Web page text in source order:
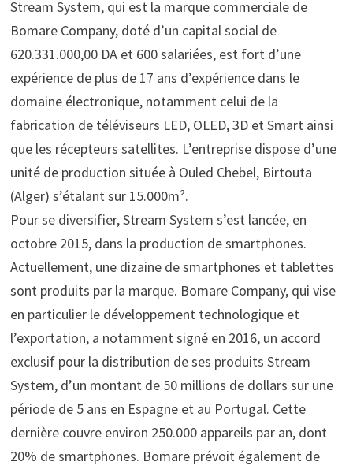
Stream System, qui est la marque commerciale de
Bomare Company, doté d’un capital social de
620.331.000,00 DA et 600 salariées, est fort d’une
expérience de plus de 17 ans d’expérience dans le
domaine électronique, notamment celui de la
fabrication de téléviseurs LED, OLED, 3D et Smart ainsi
que les récepteurs satellites. L’entreprise dispose d’une
unité de production située à Ouled Chebel, Birtouta
(Alger) s’étalant sur 15.000m².
Pour se diversifier, Stream System s’est lancée, en
octobre 2015, dans la production de smartphones.
Actuellement, une dizaine de smartphones et tablettes
sont produits par la marque. Bomare Company, qui vise
en particulier le développement technologique et
l’exportation, a notamment signé en 2016, un accord
exclusif pour la distribution de ses produits Stream
System, d’un montant de 50 millions de dollars sur une
période de 5 ans en Espagne et au Portugal. Cette
dernière couvre environ 250.000 appareils par an, dont
20% de smartphones. Bomare prévoit également de